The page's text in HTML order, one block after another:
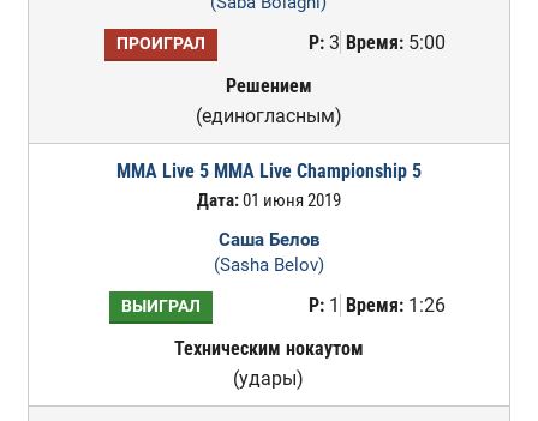
ПРОИГРАЛ Р:3 Время:5:00
Решением
(единогласным)
MMA Live 5 MMA Live Championship 5
Дата:01 июня 2019
Саша Белов
(Sasha Belov)
ВЫИГРАЛ Р:1 Время:1:26
Техническим нокаутом
(удары)